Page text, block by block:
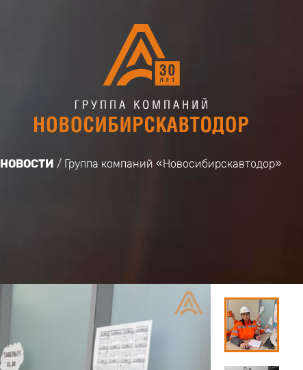
НОВОСТИ Группа компаний «Новосибирскавтодор»